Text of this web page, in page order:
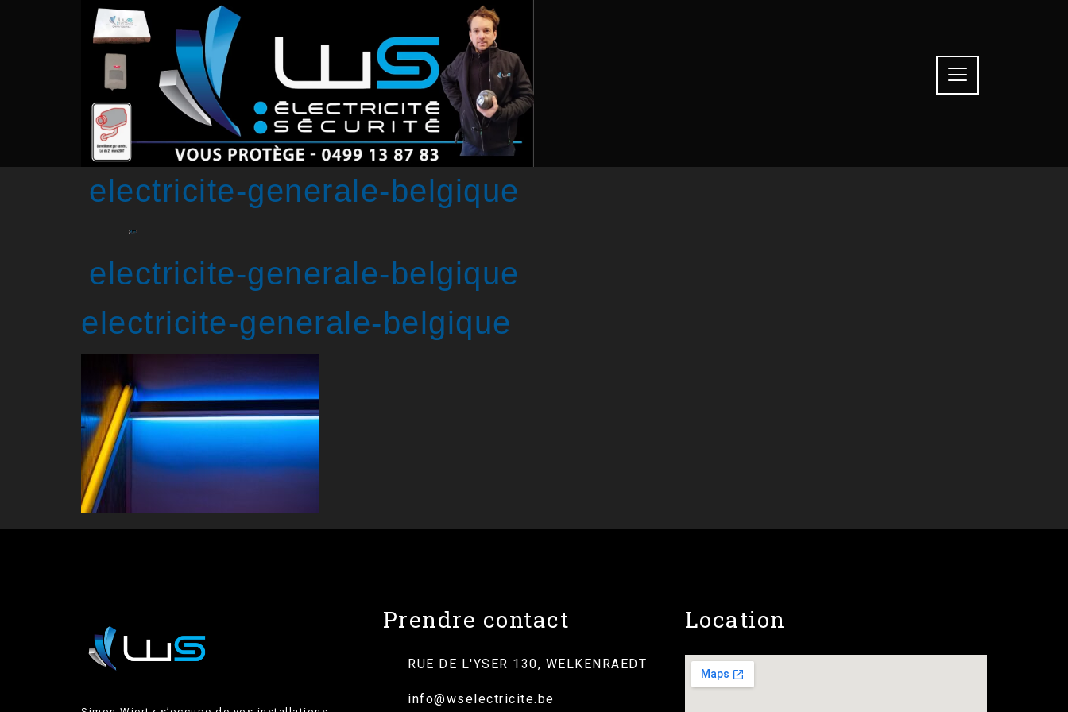
electricite-generale-belgique
electricite-generale-belgique
electricite-generale-belgique
Prendre contact
RUE DE L'YSER 130, WELKENRAEDT
info@wselectricite.be
Location